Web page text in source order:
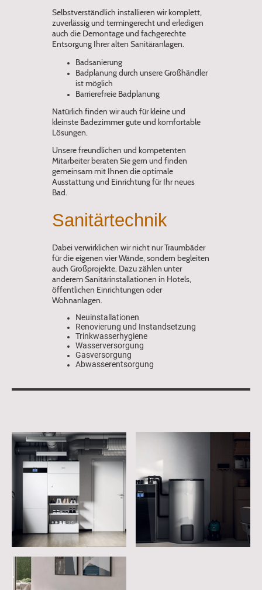
Selbstverständlich installieren wir komplett,
zuverlässig und termingerecht und erledigen
auch die Demontage und fachgerechte
Entsorgung Ihrer alten Sanitäranlagen.
Badsanierung
Badplanung durch unsere Großhändler
ist möglich
Barrierefreie Badplanung
Natürlich finden wir auch für kleine und
kleinste Badezimmer gute und komfortable
Lösungen.
Unsere freundlichen und kompetenten
Mitarbeiter beraten Sie gern und finden
gemeinsam mit Ihnen die optimale
Ausstattung und Einrichtung für Ihr neues
Bad.
Sanitärtechnik
Dabei verwirklichen wir nicht nur Traumbäder
für die eigenen vier Wände, sondern begleiten
auch Großprojekte. Dazu zählen unter
anderem Sanitärinstallationen in Hotels,
öffentlichen Einrichtungen oder
Wohnanlagen.
Neuinstallationen
Renovierung und Instandsetzung
Trinkwasserhygiene
Wasserversorgung
Gasversorgung
Abwasserentsorgung